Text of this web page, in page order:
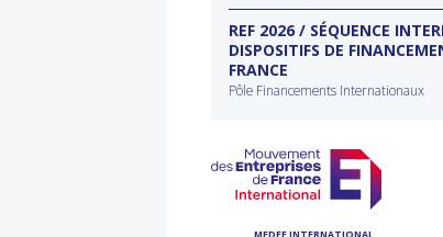
REF 2026 / SÉQUENCE
DISPOSITIFS DE
FRANCE
Pôle Financements Internationaux